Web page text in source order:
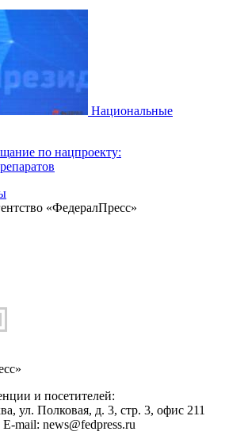
Национальные
по нацпроекту:
«ФедералПресс»
»
и посетителей:
, ул. Полковая, д. 3, стр. 3, офис 211
E-mail: news@fedpress.ru